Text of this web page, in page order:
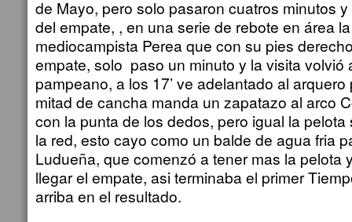
de Mayo, pero solo pasaron cuatros minutos
del empate, , en una serie de rebote en área
mediocampista Perea que con su pies
empate, solo paso un minuto y la visita volvió
pampeano, a los 17’ ve adelantado al
mitad de cancha manda un zapatazo al arco
con la punta de los dedos, pero igual la
la red, esto cayo como un balde de agua fria
Ludueña, que comenzó a tener mas la pelota
llegar el empate, asi terminaba el primer
arriba en el resultado.